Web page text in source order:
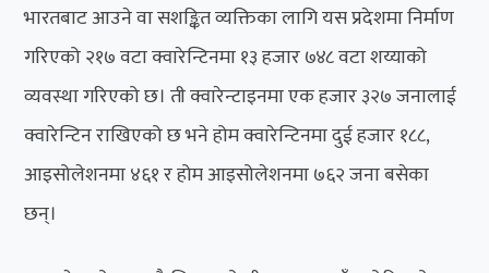
भारतबाट आउने वा सशङ्कित व्यक्तिका लागि यस प्रदेशमा निर्माण
गरिएको २१७ वटा क्वारेन्टिनमा १३ हजार ७४८ वटा शय्याको
व्यवस्था गरिएको छ। ती क्वारेन्टाइनमा एक हजार ३२७ जनालाई
क्वारेन्टिन राखिएको छ भने होम क्वारेन्टिनमा दुई हजार १८८,
आइसोलेशनमा ४६१ र होम आइसोलेशनमा ७६२ जना बसेका
छन्।